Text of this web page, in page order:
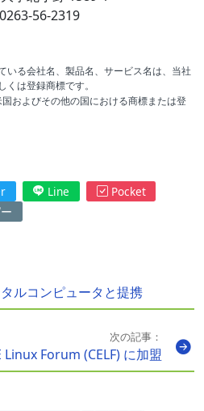
56-2319
いる会社名、製品名、サービス名は、当社
は登録商標です。
およびその他の国における商標または登
Line
Pocket
ルコンピュータと提携
次の記事：
Linux Forum (CELF) に加盟